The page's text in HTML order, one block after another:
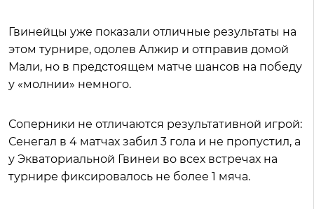
Гвинейцы уже показали отличные результаты на
этом турнире, одолев Алжир и отправив домой
Мали, но в предстоящем матче шансов на победу
у «молнии» немного.
Соперники не отличаются результативной игрой:
Сенегал в 4 матчах забил 3 гола и не пропустил, а
у Экваториальной Гвинеи во всех встречах на
турнире фиксировалось не более 1 мяча.